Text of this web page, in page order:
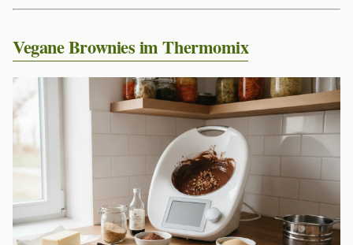
Vegane Brownies im Thermomix